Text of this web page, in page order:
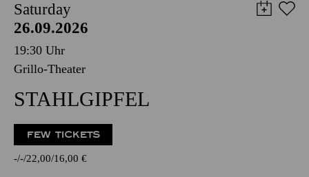
Saturday
26.09.2026
19:30 Uhr
Grillo-Theater
STAHLGIPFEL
FEW TICKETS
- - 22,00 16,00 €